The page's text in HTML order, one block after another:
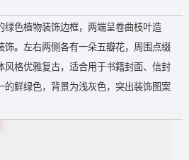
绿色植物装饰边框，两端呈卷曲枝叶造
饰。左右两侧各有一朵五瓣花，周围点缀
风格优雅复古，适合用于书籍封面、信封
的鲜绿色，背景为浅灰色，突出装饰图案